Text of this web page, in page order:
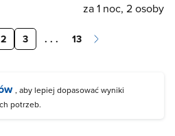
za 1 noc, 2 osoby
2 3 . . . 13
, aby lepiej dopasować wyniki
potrzeb.